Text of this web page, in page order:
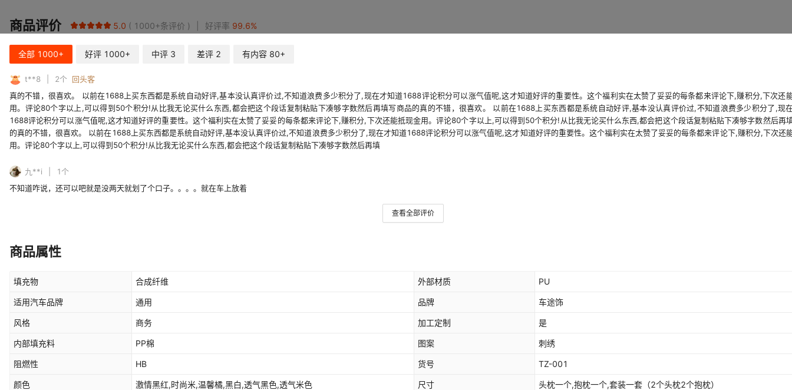
商品评价 5.0 1000+条评价 好评率 99.6%
全部 1000+ 好评 1000+ 中评 3 差评 2 有内容 80+
t**8 2个 回头客
真的不错，很喜欢。 以前在1688上买东西都是系统自动好评,基本没认真评价过,不知道浪费多少积分了,现在才知道1688评论积分可以涨气值呢,这才知道好评的重要性。这个福利实在太赞了妥妥的每条都来评论下,赚积分,下次还
用。评论80个字以上,可以得到50个积分!从比我无论买什么东西,都会把这个段话复制粘贴下凑够字数然后再填写商品的真的不错，很喜欢。 以前在1688上买东西都是系统自动好评,基本没认真评价过,不知道浪费多少积分了,现
1688评论积分可以涨气值呢,这才知道好评的重要性。这个福利实在太赞了妥妥的每条都来评论下,赚积分,下次还能抵现金用。评论80个字以上,可以得到50个积分!从比我无论买什么东西,都会把这个段话复制粘贴下凑够字数然后再
的真的不错，很喜欢。 以前在1688上买东西都是系统自动好评,基本没认真评价过,不知道浪费多少积分了,现在才知道1688评论积分可以涨气值呢,这才知道好评的重要性。这个福利实在太赞了妥妥的每条都来评论下,赚积分,下次还
用。评论80个字以上,可以得到50个积分!从比我无论买什么东西,都会把这个段话复制粘贴下凑够字数然后再填
九**i 1个
不知道咋说，还可以吧就是没两天就划了个口子。。。。就在车上放着
查看全部评价
商品属性
填充物 合成纤维 外部材质 PU
适用汽车品牌 通用 品牌 车途饰
风格 商务 加工定制 是
内部填充料 PP棉 图案 刺绣
阻燃性 HB 货号 TZ-001
颜色 激情黑红,时尚米,温馨橘,黑白,透气黑色,透气米色 尺寸 头枕一个,抱枕一个,套装一套（2个头枕2个抱枕）